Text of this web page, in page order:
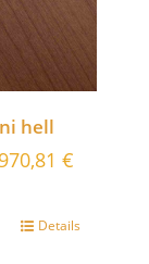
hell
€
Details